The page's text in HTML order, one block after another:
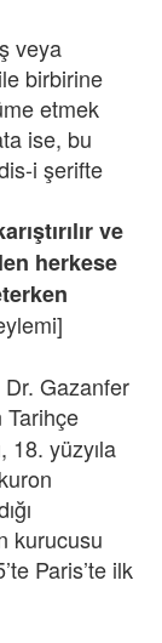
veya
birbirine
etmek
ise, bu
i şerifte
ve
herkese
Dr. Gazanfer
Tarihçe
18. yüzyıla
kurucusu
Paris’te ilk